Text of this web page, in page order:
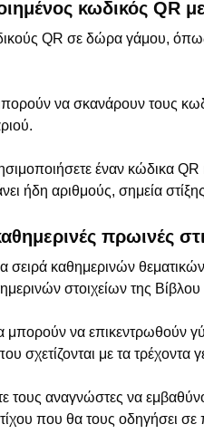
κωδικός QR
QR σε δώρα γάμου, όπως
να σκανάρουν τους
έναν κώδικα
ήδη αριθμούς, σημεία
πρωινές
σειρά καθημερινών
στοιχείων της Βίβλου
μπορούν να επικεντρωθούν
σχετίζονται με τα τρέχοντα
τους αναγνώστες να
που θα τους οδηγήσει